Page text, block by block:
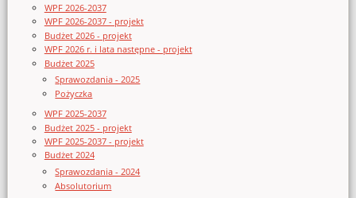
WPF 2026-2037
WPF 2026-2037 - projekt
Budżet 2026 - projekt
WPF 2026 r. i lata następne - projekt
Budżet 2025
Sprawozdania - 2025
Pożyczka
WPF 2025-2037
Budżet 2025 - projekt
WPF 2025-2037 - projekt
Budżet 2024
Sprawozdania - 2024
Absolutorium